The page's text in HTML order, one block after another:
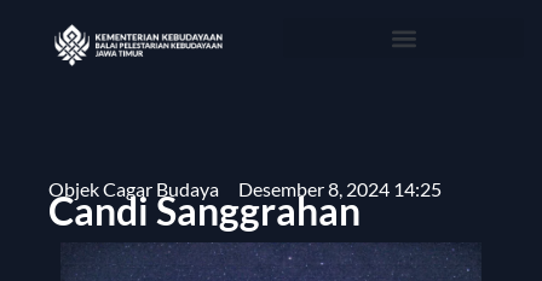
Objek Cagar Budaya Desember 8, 2024 14:25
Candi Sanggrahan